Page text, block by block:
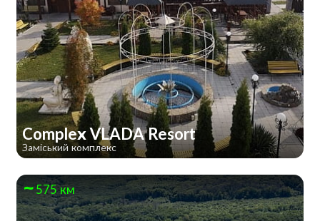
Complex VLADA Resort
Заміський комплекс
575 км